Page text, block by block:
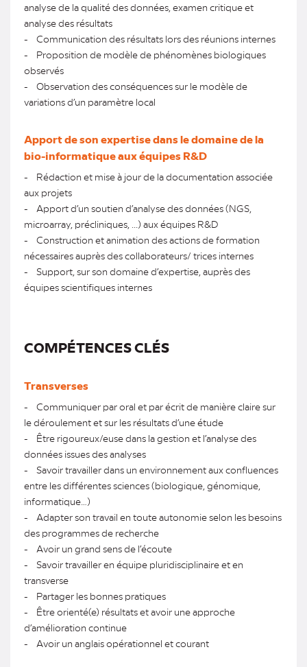
analyse de la qualité des données, examen critique et
analyse des résultats
- Communication des résultats lors des réunions internes
- Proposition de modèle de phénomènes biologiques
observés
- Observation des conséquences sur le modèle de
variations d’un paramètre local
Apport de son expertise dans le domaine de la
bio-informatique aux équipes R&D
- Rédaction et mise à jour de la documentation associée
aux projets
- Apport d’un soutien d’analyse des données (NGS,
microarray, précliniques, ...) aux équipes R&D
- Construction et animation des actions de formation
nécessaires auprès des collaborateurs/ trices internes
- Support, sur son domaine d’expertise, auprès des
équipes scientifiques internes
COMPÉTENCES CLÉS
Transverses
- Communiquer par oral et par écrit de manière claire sur
le déroulement et sur les résultats d’une étude
- Être rigoureux/euse dans la gestion et l’analyse des
données issues des analyses
- Savoir travailler dans un environnement aux confluences
entre les différentes sciences (biologique, génomique,
informatique…)
- Adapter son travail en toute autonomie selon les besoins
des programmes de recherche
- Avoir un grand sens de l’écoute
- Savoir travailler en équipe pluridisciplinaire et en
transverse
- Partager les bonnes pratiques
- Être orienté(e) résultats et avoir une approche
d’amélioration continue
- Avoir un anglais opérationnel et courant